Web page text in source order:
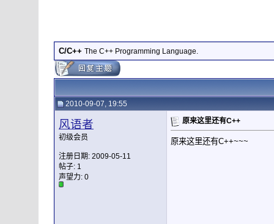
C/C++ The C++ Programming Language.
2010-09-07, 19:55
风语者
初级会员
注册日期: 2009-05-11
帖子: 1
声望力: 0
原来这里还有C++
原来这里还有C++~~~